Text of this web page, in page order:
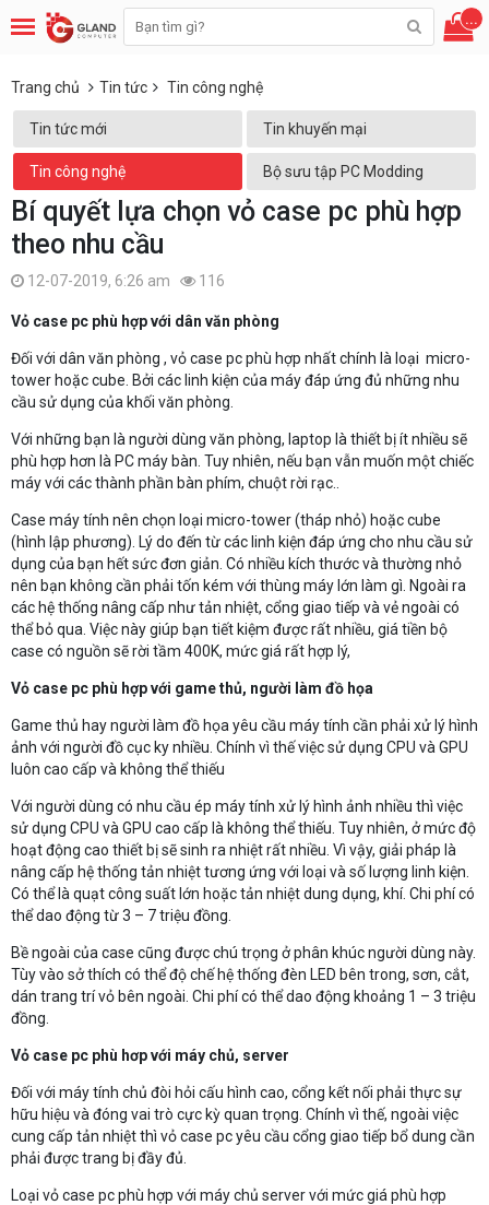
...
Trang chủ Tin tức Tin công nghệ
Tin tức mới Tin khuyến mại
Tin công nghệ Bộ sưu tập PC Modding
Bí quyết lựa chọn vỏ case pc phù hợp
theo nhu cầu
12-07-2019, 6:26 am 116
Vỏ case pc phù hợp với dân văn phòng
Đối với dân văn phòng , vỏ case pc phù hợp nhất chính là loại micro-
tower hoặc cube. Bởi các linh kiện của máy đáp ứng đủ những nhu
cầu sử dụng của khối văn phòng.
Với những bạn là người dùng văn phòng, laptop là thiết bị ít nhiều sẽ
phù hợp hơn là PC máy bàn. Tuy nhiên, nếu bạn vẫn muốn một chiếc
máy với các thành phần bàn phím, chuột rời rạc..
Case máy tính nên chọn loại micro-tower (tháp nhỏ) hoặc cube
(hình lập phương). Lý do đến từ các linh kiện đáp ứng cho nhu cầu sử
dụng của bạn hết sức đơn giản. Có nhiều kích thước và thường nhỏ
nên bạn không cần phải tốn kém với thùng máy lớn làm gì. Ngoài ra
các hệ thống nâng cấp như tản nhiệt, cổng giao tiếp và vẻ ngoài có
thể bỏ qua. Việc này giúp bạn tiết kiệm được rất nhiều, giá tiền bộ
case có nguồn sẽ rời tầm 400K, mức giá rất hợp lý,
Vỏ case pc phù hợp với game thủ, người làm đồ họa
Game thủ hay người làm đồ họa yêu cầu máy tính cần phải xử lý hình
ảnh với người đồ cục ky nhiều. Chính vì thế việc sử dụng CPU và GPU
luôn cao cấp và không thể thiếu
Với người dùng có nhu cầu ép máy tính xử lý hình ảnh nhiều thì việc
sử dụng CPU và GPU cao cấp là không thể thiếu. Tuy nhiên, ở mức độ
hoạt động cao thiết bị sẽ sinh ra nhiệt rất nhiều. Vì vậy, giải pháp là
nâng cấp hệ thống tản nhiệt tương ứng với loại và số lượng linh kiện.
Có thể là quạt công suất lớn hoặc tản nhiệt dung dụng, khí. Chi phí có
thể dao động từ 3 – 7 triệu đồng.
Bề ngoài của case cũng được chú trọng ở phân khúc người dùng này.
Tùy vào sở thích có thể độ chế hệ thống đèn LED bên trong, sơn, cắt,
dán trang trí vỏ bên ngoài. Chi phí có thể dao động khoảng 1 – 3 triệu
đồng.
Vỏ case pc phù hơp với máy chủ, server
Đối với máy tính chủ đòi hỏi cấu hình cao, cổng kết nối phải thực sự
hữu hiệu và đóng vai trò cực kỳ quan trọng. Chính vì thế, ngoài việc
cung cấp tản nhiệt thì vỏ case pc yêu cầu cổng giao tiếp bổ dung cần
phải được trang bị đầy đủ.
Loại vỏ case pc phù hợp với máy chủ server với mức giá phù hợp